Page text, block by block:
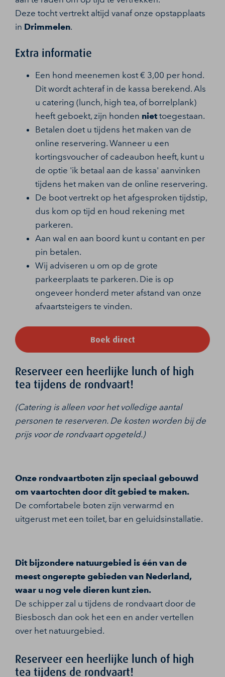
Deze tocht vertrekt altijd vanaf onze opstapplaats
in Drimmelen.
Extra informatie
Een hond meenemen kost € 3,00 per hond.
Dit wordt achteraf in de kassa berekend. Als
u catering (lunch, high tea, of borrelplank)
heeft geboekt, zijn honden niet toegestaan.
Betalen doet u tijdens het maken van de
online reservering. Wanneer u een
kortingsvoucher of cadeaubon heeft, kunt u
de optie 'ik betaal aan de kassa' aanvinken
tijdens het maken van de online reservering.
De boot vertrekt op het afgesproken tijdstip,
dus kom op tijd en houd rekening met
parkeren.
Aan wal en aan boord kunt u contant en per
pin betalen.
Wij adviseren u om op de grote
parkeerplaats te parkeren. Die is op
ongeveer honderd meter afstand van onze
afvaartsteigers te vinden.
Boek direct
Reserveer een heerlijke lunch of high
tea tijdens de rondvaart!
(Catering is alleen voor het volledige aantal
personen te reserveren. De kosten worden bij de
prijs voor de rondvaart opgeteld.)
Onze rondvaartboten zijn speciaal gebouwd
om vaartochten door dit gebied te maken.
De comfortabele boten zijn verwarmd en
uitgerust met een toilet, bar en geluidsinstallatie.
Dit bijzondere natuurgebied is één van de
meest ongerepte gebieden van Nederland,
waar u nog vele dieren kunt zien.
De schipper zal u tijdens de rondvaart door de
Biesbosch dan ook het een en ander vertellen
over het natuurgebied.
Reserveer een heerlijke lunch of high
tea tijdens de rondvaart!